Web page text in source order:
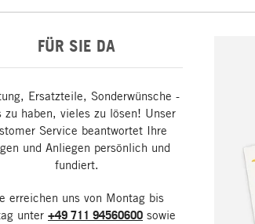
FÜR SIE DA
Ersatzteile, Sonderwünsche -
zu haben, vieles zu lösen! Unser
Service beantwortet Ihre
und Anliegen persönlich und
fundiert.
erreichen uns von Montag bis
unter +49 711 94560600 sowie